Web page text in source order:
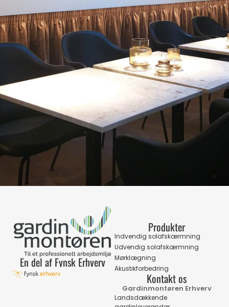
En del af Fynsk Erhverv
Produkter
Indvendig solafskærmning
Udvendig solafskærmning
Mørklægning
Akustikforbedring
Kontakt os
Gardinmontøren Erhverv
Landsdækkende